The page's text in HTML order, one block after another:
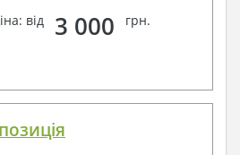
від
3 000 грн.